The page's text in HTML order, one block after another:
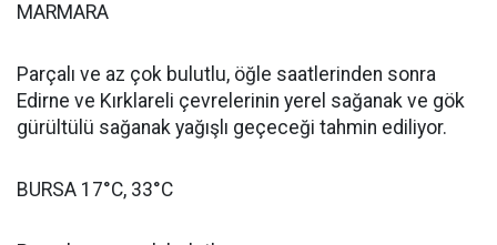
MARMARA
Parçalı ve az çok bulutlu, öğle saatlerinden sonra
Edirne ve Kırklareli çevrelerinin yerel sağanak ve gök
gürültülü sağanak yağışlı geçeceği tahmin ediliyor.
BURSA 17°C, 33°C